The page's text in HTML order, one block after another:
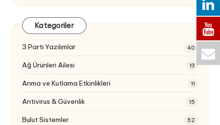
Kategoriler
3.Parti Yazılımlar 40
Ağ Ürünleri Ailesi 13
Anma ve Kutlama Etkinlikleri 11
Antivirus & Güvenlik 15
Bulut Sistemler 52